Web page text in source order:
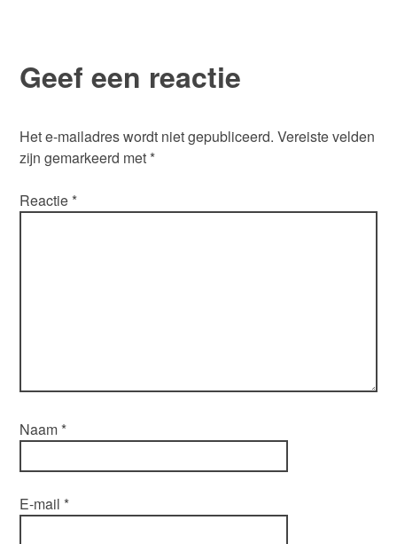
Geef een reactie
Het e-mailadres wordt niet gepubliceerd. Vereiste velden
zijn gemarkeerd met *
Reactie *
Naam *
E-mail *